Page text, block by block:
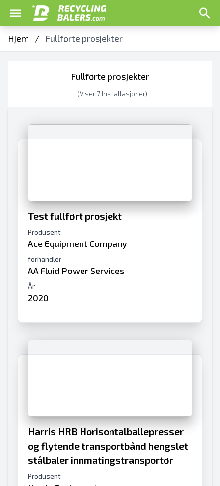
Hjem / Fullførte prosjekter
Fullførte prosjekter
(Viser7Installasjoner)
Test fullført prosjekt
Produsent
Ace Equipment Company
forhandler
AA Fluid Power Services
År
2020
Harris HRB Horisontalballepresser
og flytende transportbånd hengslet
stålbaler innmatingstransportør
Produsent